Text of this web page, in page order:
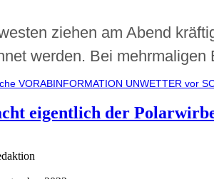
ziehen am Abend
werden. Bei
VORABINFORMATION UNWETTER vor
eigentlich der